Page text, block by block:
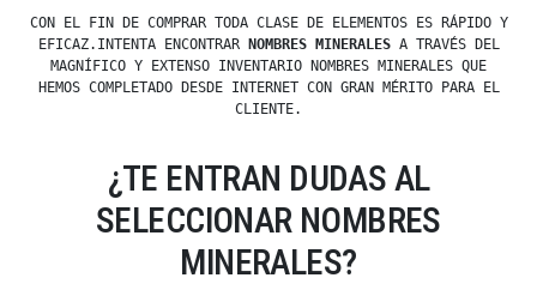
CON EL FIN DE COMPRAR TODA CLASE DE ELEMENTOS ES RÁPIDO Y
EFICAZ.INTENTA ENCONTRAR NOMBRES MINERALESA TRAVÉS DEL
MAGNÍFICO Y EXTENSO INVENTARIO NOMBRES MINERALES QUE
HEMOS COMPLETADO DESDE INTERNET CON GRAN MÉRITO PARA EL
CLIENTE.
¿TE ENTRAN DUDAS AL
SELECCIONAR NOMBRES
MINERALES?